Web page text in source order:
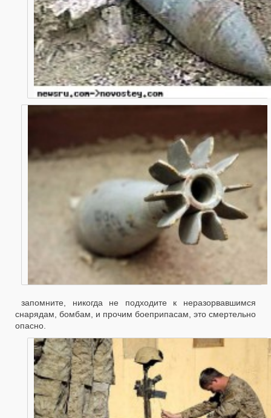
запомните, никогда не подходите к неразорвавшимся
снарядам, бомбам, и прочим боеприпасам, это смертельно
опасно.